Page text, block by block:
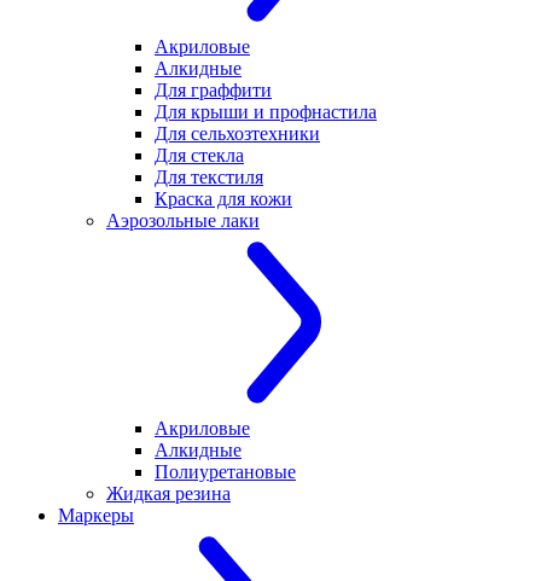
Акриловые
Алкидные
Для граффити
Для крыши и профнастила
Для сельхозтехники
Для стекла
Для текстиля
Краска для кожи
Аэрозольные лаки
Акриловые
Алкидные
Полиуретановые
Жидкая резина
Маркеры